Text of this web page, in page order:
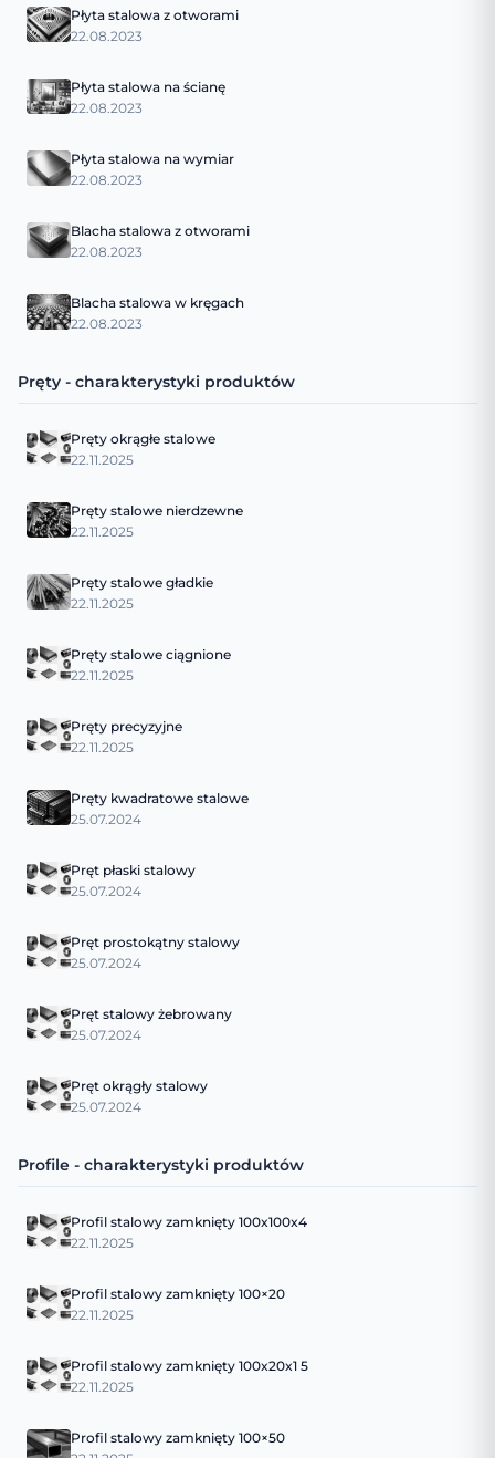
Płyta stalowa z otworami
22.08.2023
Płyta stalowa na ścianę
22.08.2023
Płyta stalowa na wymiar
22.08.2023
Blacha stalowa z otworami
22.08.2023
Blacha stalowa w kręgach
22.08.2023
Pręty - charakterystyki produktów
Pręty okrągłe stalowe
22.11.2025
Pręty stalowe nierdzewne
22.11.2025
Pręty stalowe gładkie
22.11.2025
Pręty stalowe ciągnione
22.11.2025
Pręty precyzyjne
22.11.2025
Pręty kwadratowe stalowe
25.07.2024
Pręt płaski stalowy
25.07.2024
Pręt prostokątny stalowy
25.07.2024
Pręt stalowy żebrowany
25.07.2024
Pręt okrągły stalowy
25.07.2024
Profile - charakterystyki produktów
Profil stalowy zamknięty 100x100x4
22.11.2025
Profil stalowy zamknięty 100×20
22.11.2025
Profil stalowy zamknięty 100x20x1 5
22.11.2025
Profil stalowy zamknięty 100×50